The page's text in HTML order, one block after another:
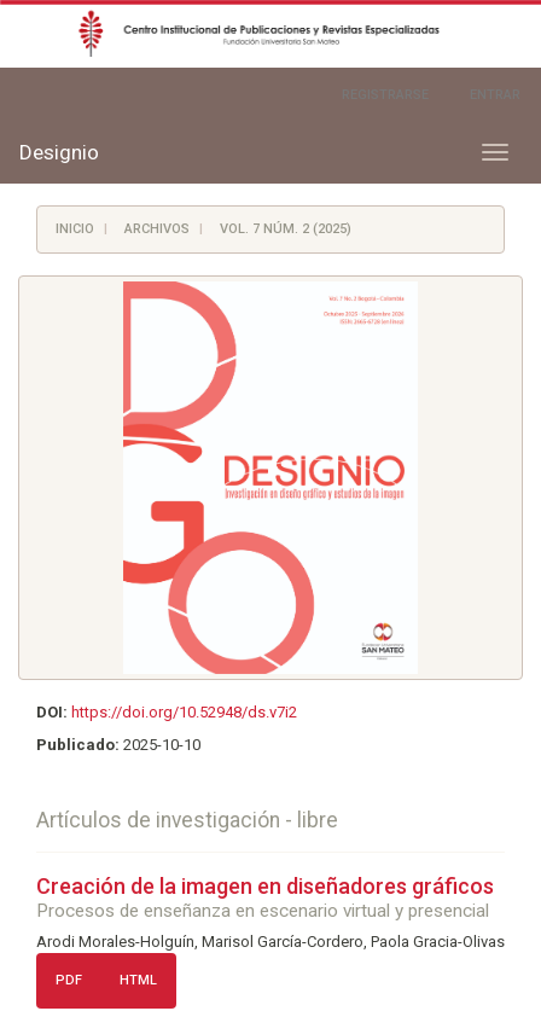
principal
Barra
lateral
Toggle
Designio
INICIO ARCHIVOS VOL. 7 NÚM. 2 (2025)
DOI: https://doi.org/10.52948/ds.v7i2
Publicado: 2025-10-10
Artículos de investigación - libre
Creación de la imagen en diseñadores gráficos
Procesos de enseñanza en escenario virtual y presencial
Arodi Morales-Holguín, Marisol García-Cordero, Paola Gracia-Olivas
PDF HTML